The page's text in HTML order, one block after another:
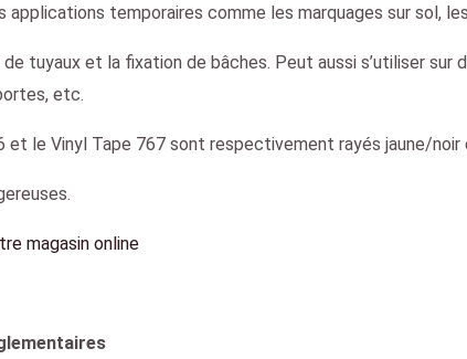
applications temporaires comme les marquages sur sol,
de tuyaux et la fixation de bâches. Peut aussi s’utiliser
etc.
et le Vinyl Tape 767 sont respectivement rayés jaune/
magasin online